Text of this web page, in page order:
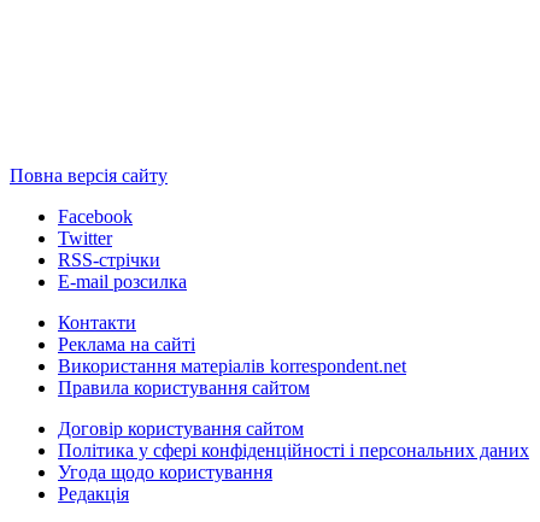
Повна версія сайту
Facebook
Twitter
RSS-стрічки
E-mail розсилка
Контакти
Реклама на сайті
Використання матеріалів korrespondent.net
Правила користування сайтом
Договір користування сайтом
Політика у сфері конфіденційності і персональних даних
Угода щодо користування
Редакція